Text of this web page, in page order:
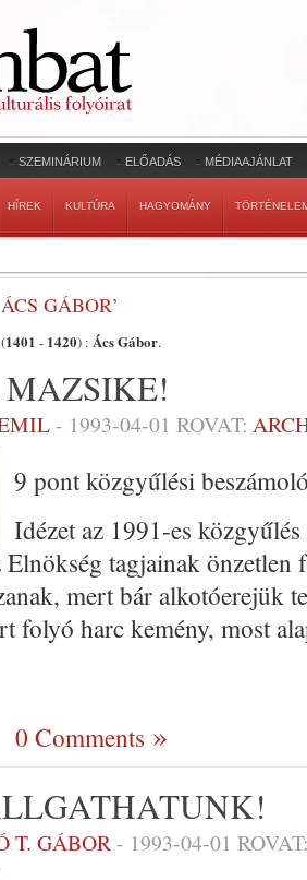
SZEMINÁRIUM ELŐADÁS MÉDIAAJÁNLAT
HÍREK KULTÚRA HAGYOMÁNY
GÁBOR’
1401 - 1420) : Ács Gábor.
- 1993-04-01 ROVAT:
9 pont közgyűlési
Idézet az 1991-es
Elnökség tagjainak önzetlen
mert bár alkotóerejük
folyó harc kemény, most
0 Comments
T. GÁBOR- 1993-04-01